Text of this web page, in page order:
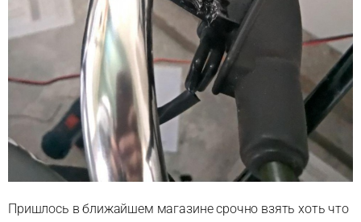
Пришлось в ближайшем магазине срочно взять хоть что